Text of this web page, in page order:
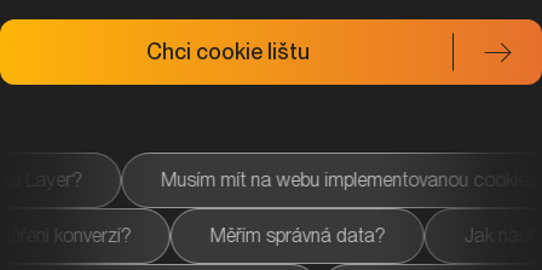
Chci cookie lištu
Musím mít na webu implementovanou cookies lištu?
kampaní pomocí měření konverzí? Měřím správná